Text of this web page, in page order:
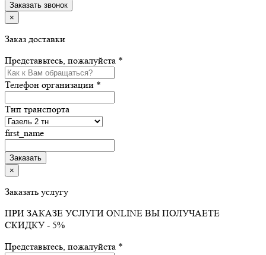
×
Заказ доставки
Представьтесь, пожалуйста *
Телефон организации *
Тип транспорта
first_name
×
Заказать услугу
ПРИ ЗАКАЗЕ УСЛУГИ ONLINE ВЫ ПОЛУЧАЕТЕ
СКИДКУ - 5%
Представьтесь, пожалуйста *